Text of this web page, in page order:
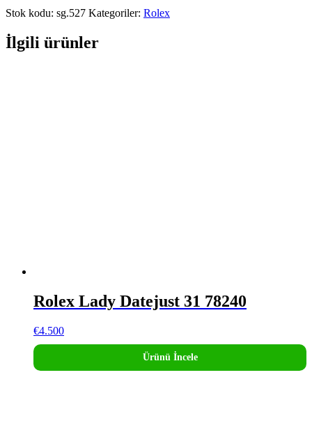
Stok kodu: sg.527 Kategoriler: Rolex
İlgili ürünler
Rolex Lady Datejust 31 78240
€4.500
Ürünü İncele